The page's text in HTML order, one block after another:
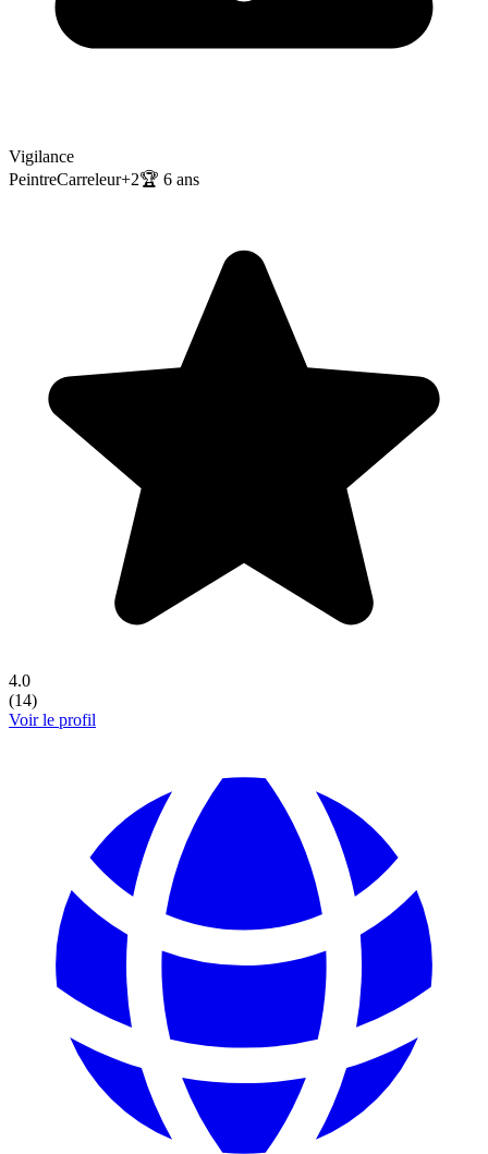
Vigilance
PeintreCarreleur+2🏆 6 ans
4.0
(14)
Voir le profil